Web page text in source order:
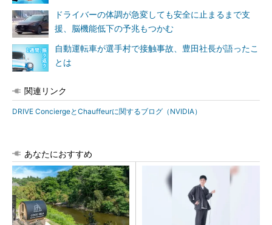
ドライバーの体調が急変しても安全に止まるまで支
援、脳機能低下の予兆もつかむ
自動運転車が選手村で接触事故、豊田社長が語ったこ
とは
関連リンク
DRIVE ConciergeとChauffeurに関するブログ（NVIDIA）
あなたにおすすめ